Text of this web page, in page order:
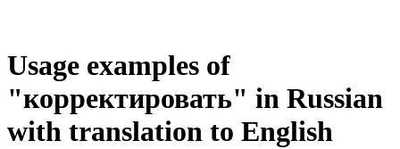
Usage examples of
"корректировать" in Russian
with translation to English